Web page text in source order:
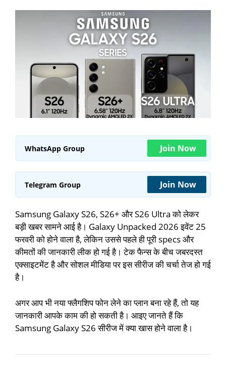
WhatsApp Group Join Now
Telegram Group Join Now
Samsung Galaxy S26, S26+ और S26 Ultra को लेकर
बड़ी खबर सामने आई है। Galaxy Unpacked 2026 इवेंट 25
फरवरी को होने वाला है, लेकिन उससे पहले ही पूरी specs और
कीमतों की जानकारी लीक हो गई है। टेक फैन्स के बीच जबरदस्त
एक्साइटमेंट है और सोशल मीडिया पर इस सीरीज की चर्चा तेज हो गई
है।
अगर आप भी नया फ्लैगशिप फोन लेने का प्लान बना रहे हैं, तो यह
जानकारी आपके काम की हो सकती है। आइए जानते हैं कि
Samsung Galaxy S26 सीरीज में क्या खास होने वाला है।